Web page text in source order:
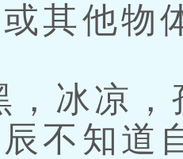
其他物
冰凉，
不知道